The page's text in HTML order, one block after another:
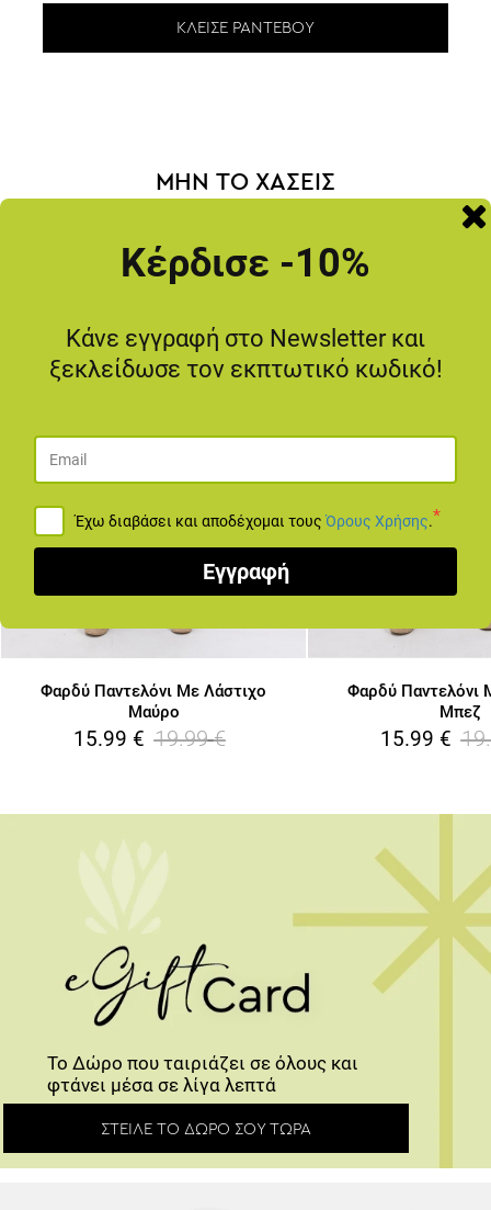
ΚΛΕΊΣΕ ΡΑΝΤΕΒΟΎ
ΜΗΝ ΤΟ ΧΑΣΕΙΣ
Φαρδύ Παντελόνι Με Λάστιχο
Μαύρο
15.99 € 19.99 €
Φαρδύ Παντελόνι
Μπεζ
15.99 €
Το Δώρο που ταιριάζει σε όλους και
φτάνει μέσα σε λίγα λεπτά
ΣΤΕΊΛΕ ΤΟ ΔΏΡΟ ΣΟΥ ΤΏΡΑ
Κέρδισε -10%
Κάνε εγγραφή στο Newsletter και
ξεκλείδωσε τον εκπτωτικό κωδικό!
Έχω διαβάσει και αποδέχομαι τουςΌρους Χρήσης.*
Εγγραφή